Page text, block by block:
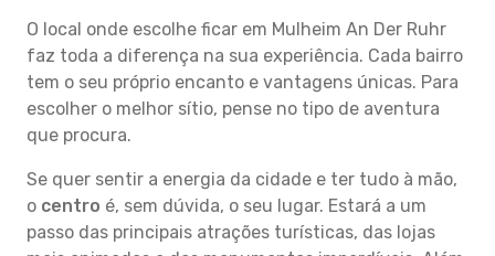
O local onde escolhe ficar em Mulheim An Der Ruhr
faz toda a diferença na sua experiência. Cada bairro
tem o seu próprio encanto e vantagens únicas. Para
escolher o melhor sítio, pense no tipo de aventura
que procura.
Se quer sentir a energia da cidade e ter tudo à mão,
o centro é, sem dúvida, o seu lugar. Estará a um
passo das principais atrações turísticas, das lojas